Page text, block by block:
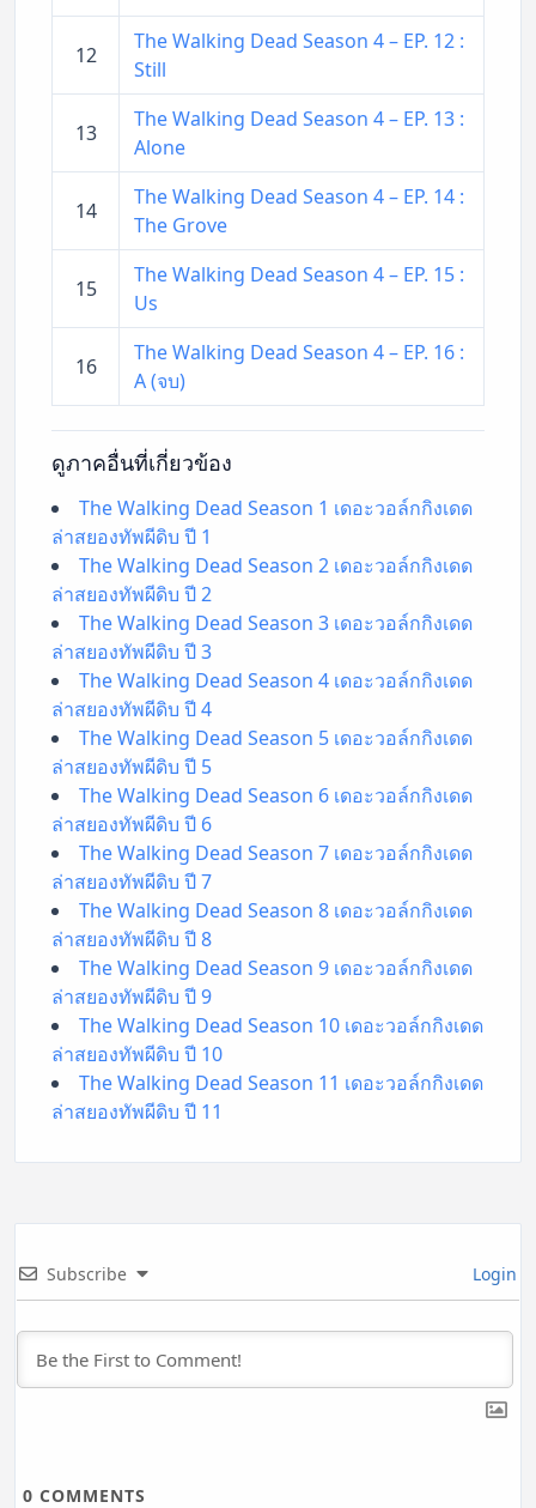
12
The Walking Dead Season 4 – EP. 12 :
Still
13
The Walking Dead Season 4 – EP. 13 :
Alone
14
The Walking Dead Season 4 – EP. 14 :
The Grove
15
The Walking Dead Season 4 – EP. 15 :
Us
16
The Walking Dead Season 4 – EP. 16 :
A (จบ)
ดูภาคอื่นที่เกี่ยวข้อง
The Walking Dead Season 1 เดอะวอล์กกิงเดด
ล่าสยองทัพผีดิบ ปี 1
The Walking Dead Season 2 เดอะวอล์กกิงเดด
ล่าสยองทัพผีดิบ ปี 2
The Walking Dead Season 3 เดอะวอล์กกิงเดด
ล่าสยองทัพผีดิบ ปี 3
The Walking Dead Season 4 เดอะวอล์กกิงเดด
ล่าสยองทัพผีดิบ ปี 4
The Walking Dead Season 5 เดอะวอล์กกิงเดด
ล่าสยองทัพผีดิบ ปี 5
The Walking Dead Season 6 เดอะวอล์กกิงเดด
ล่าสยองทัพผีดิบ ปี 6
The Walking Dead Season 7 เดอะวอล์กกิงเดด
ล่าสยองทัพผีดิบ ปี 7
The Walking Dead Season 8 เดอะวอล์กกิงเดด
ล่าสยองทัพผีดิบ ปี 8
The Walking Dead Season 9 เดอะวอล์กกิงเดด
ล่าสยองทัพผีดิบ ปี 9
The Walking Dead Season 10 เดอะวอล์กกิงเดด
ล่าสยองทัพผีดิบ ปี 10
The Walking Dead Season 11 เดอะวอล์กกิงเดด
ล่าสยองทัพผีดิบ ปี 11
Subscribe Login
0 COMMENTS